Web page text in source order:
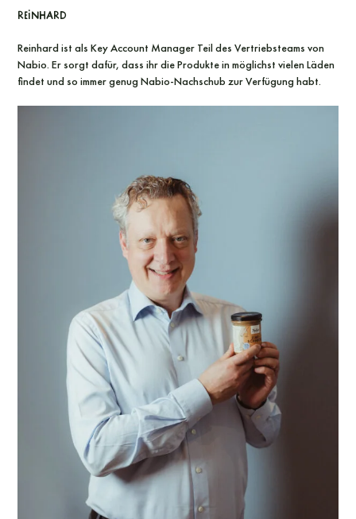
Reinhard
Reinhard ist als Key Account Manager Teil des Vertriebsteams von
Nabio. Er sorgt dafür, dass ihr die Produkte in möglichst vielen Läden
findet und so immer genug Nabio-Nachschub zur Verfügung habt.